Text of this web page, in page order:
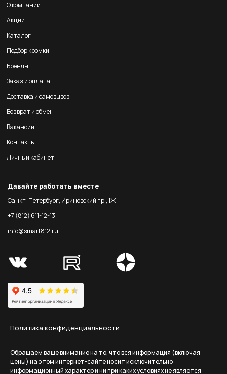
О компании
Акции
Каталог
Подбор кромки
Бренды
Заказ и оплата
Доставка и самовывоз
Возврат и обмен
Вакансии
Контакты
Личный кабинет
Давайте работать вместе
Санкт-Петербург, Ириновский пр., 1Ж
+7 (812) 611-12-13
info@smart812.ru
Политика конфиденциальности
Обращаем ваше внимание на то, что вся информация (включая
цены) на этом интернет-сайте носит исключительно
информационный характер и ни при каких условиях не является